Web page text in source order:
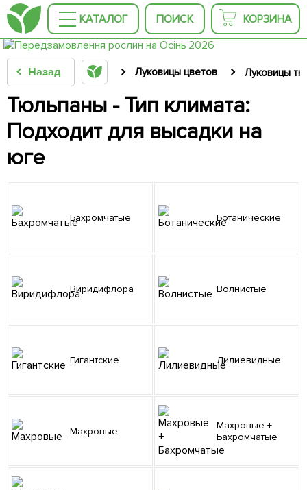
КАТАЛОГ ПОИСК КОРЗИНА
Назад Луковицы цветов Луковицы
Тюльпаны - Тип климата:
Подходит для высадки на
юге
Бахромчатые Ботанические
Виридифлора Волнистые
Гигантские Лилиевидные
Махровые
Махровые +
Бахромчатые